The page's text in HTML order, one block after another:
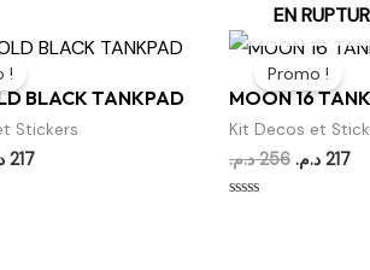
!
BLACK TANKPAD
Stickers
:
256 د.م..
217
Le
prix
est :
EN
Promo !
MOON 16
Kit Decos et
256 د.م.
Le
prix
initial
était :
256 د.م..
217 د.م.
Le